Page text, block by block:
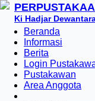
Ki Hadjar
Beranda
Informasi
Berita
Login
Pustakawan
Area Anggota